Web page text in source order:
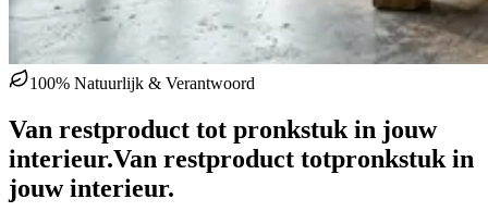
100% Natuurlijk & Verantwoord
Van restproduct tot pronkstuk in jouw
interieur.Van restproduct totpronkstuk in
jouw interieur.